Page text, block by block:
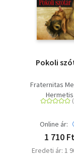
Pokoli
Fraternitas
Hermetis
Online ár:
1 710 Ft
Eredeti ár: 1